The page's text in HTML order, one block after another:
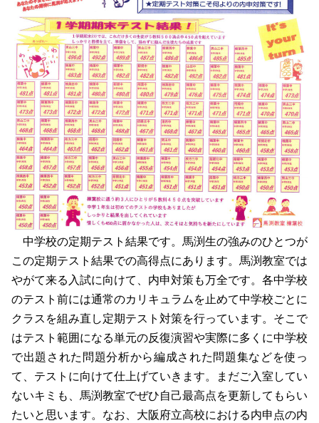
中学校の定期テスト結果です。馬渕生の強みのひとつが
この定期テスト結果での高得点にあります。馬渕教室では
やがて来る入試に向けて、内申対策も万全です。各中学校
のテスト前には通常のカリキュラムを止めて中学校ごとに
クラスを組み直し定期テスト対策を行っています。そこで
はテスト範囲になる単元の反復演習や実際に多くに中学校
で出題された問題分析から編成された問題集などを使っ
て、テストに向けて仕上げていきます。まだご入室してい
ないキミも、馬渕教室でぜひ自己最高点を更新してもらい
たいと思います。なお、大阪府立高校における内申点の内